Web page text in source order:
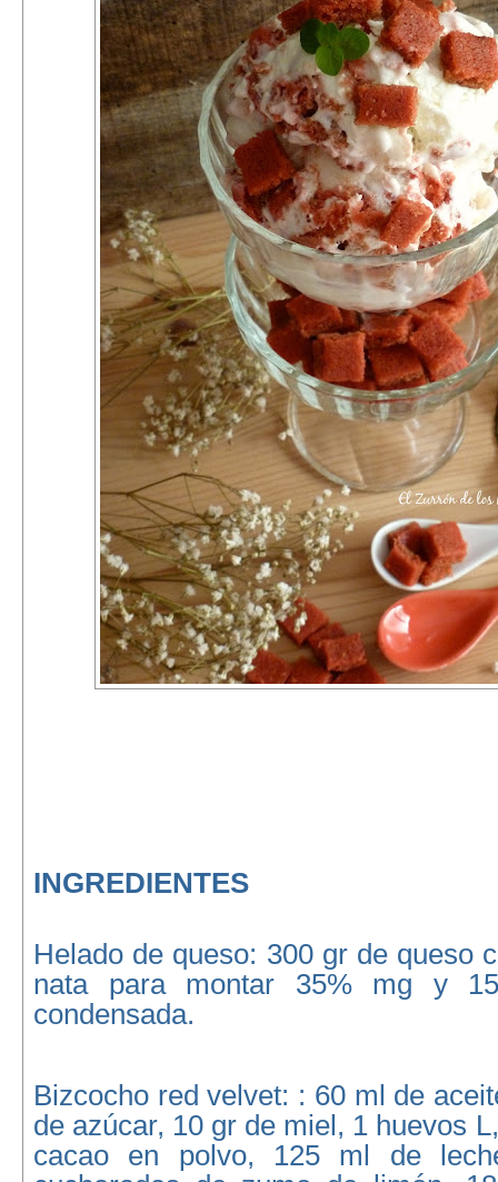
INGREDIENTES
Helado de queso: 300 gr de queso
nata para montar 35% mg y
condensada.
Bizcocho red velvet: : 60 ml de
de azúcar, 10 gr de miel, 1 huevos
cacao en polvo, 125 ml de